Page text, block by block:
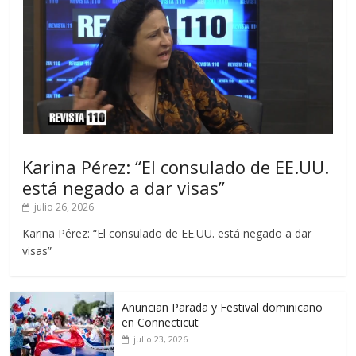
Karina Pérez: “El consulado de EE.UU.
está negado a dar visas”
julio 26, 2026
Karina Pérez: “El consulado de EE.UU. está negado a dar
visas”
Anuncian Parada y Festival dominicano
en Connecticut
julio 23, 2026